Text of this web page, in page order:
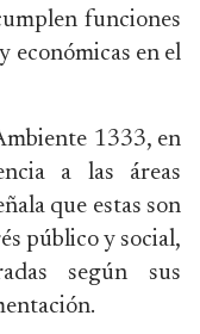
funciones
económicas en el
1333, en
a las áreas
que estas son
público y social,
según sus